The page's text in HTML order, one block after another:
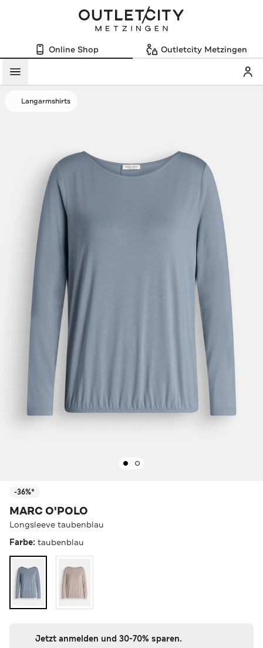
Online Shop Outletcity Metzingen
Menü
Langarmshirts
-36%*
MARC O'POLO
Longsleeve taubenblau
Farbe: taubenblau
Jetzt anmelden und 30-70% sparen.